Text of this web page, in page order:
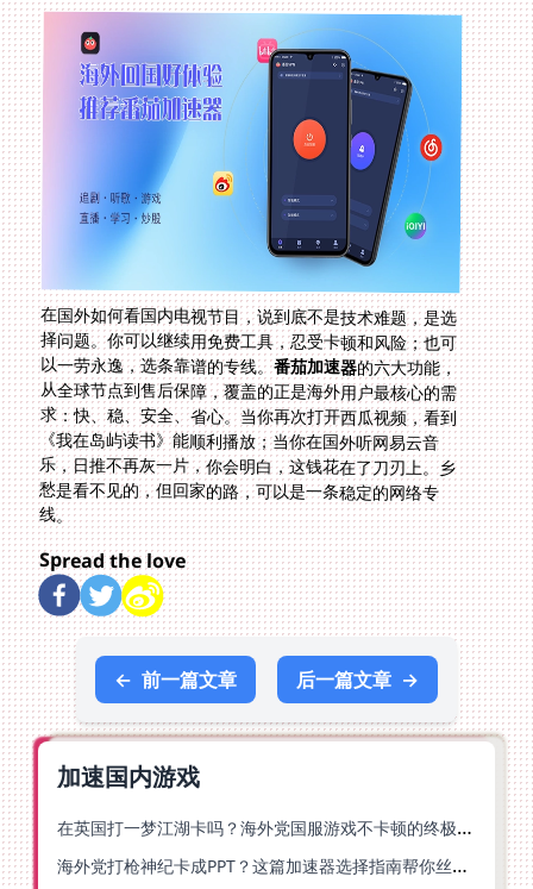
在国外如何看国内电视节目，说到底不是技术难题，是选
择问题。你可以继续用免费工具，忍受卡顿和风险；也可
以一劳永逸，选条靠谱的专线。番茄加速器的六大功能，
从全球节点到售后保障，覆盖的正是海外用户最核心的需
求：快、稳、安全、省心。当你再次打开西瓜视频，看到
《我在岛屿读书》能顺利播放；当你在国外听网易云音
乐，日推不再灰一片，你会明白，这钱花在了刀刃上。乡
愁是看不见的，但回家的路，可以是一条稳定的网络专
线。
Spread the love
← 前一篇文章 后一篇文章 →
加速国内游戏
在英国打一梦江湖卡吗？海外党国服游戏不卡顿的终极解法
海外党打枪神纪卡成PPT？这篇加速器选择指南帮你丝滑上分